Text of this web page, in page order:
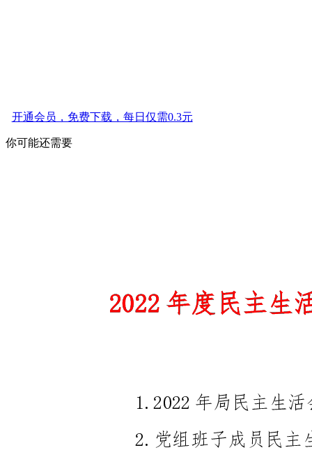
开通会员，免费下载，每日仅需0.3元
你可能还需要